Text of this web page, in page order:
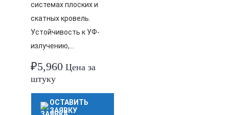
системах плоских и
скатных кровель.
Устойчивость к УФ-
излучению,…
₽5,960 Цена за
штуку
ОСТАВИТЬ
ЗАЯВКУ